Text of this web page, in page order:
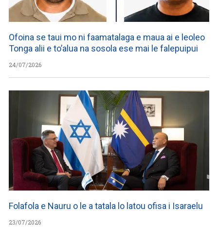
Ofoina se taui mo ni faamatalaga e maua ai e leoleo
Tonga alii e to’alua na sosola ese mai le falepuipui
24/07/2026
Folafola e Nauru o le a tatala lo latou ofisa i Isaraelu
23/07/2026